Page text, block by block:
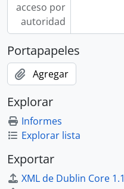
acceso por
autoridad
Portapapeles
Agregar
Explorar
Informes
Explorar lista
Exportar
XML de Dublin Core 1.1